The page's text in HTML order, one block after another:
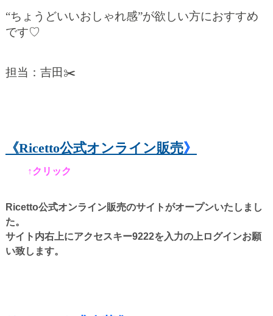
“ちょうどいいおしゃれ感”が欲しい方におすすめ
です♡
担当：吉田✂️
《Ricetto公式オンライン販売》
↑クリック
Ricetto公式オンライン販売のサイトがオープンいたしまし
た。
サイト内右上にアクセスキー9222を入力の上ログインお願
い致します。